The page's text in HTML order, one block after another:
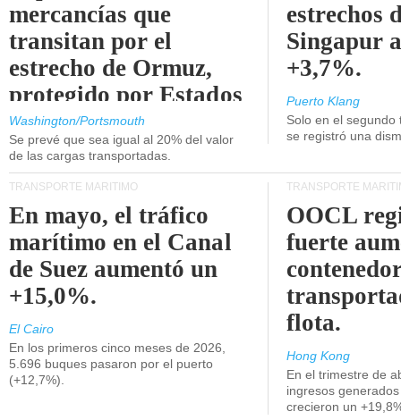
mercancías que
transitan por el
estrecho de Ormuz,
protegido por Estados
Unidos.
Washington/Portsmouth
Se prevé que sea igual al 20% del valor
de las cargas transportadas.
estrechos
Singapur
+3,7%.
Puerto Klang
Solo en el
se registró una
TRANSPORTE MARÍTIMO
En mayo, el tráfico
marítimo en el Canal
de Suez aumentó un
+15,0%.
El Cairo
En los primeros cinco meses de 2026,
5.696 buques pasaron por el puerto
(+12,7%).
TRANSPORTE
OOCL
fuerte
flota.
Hong Kong
En el trimestre de
ingresos
crecieron un